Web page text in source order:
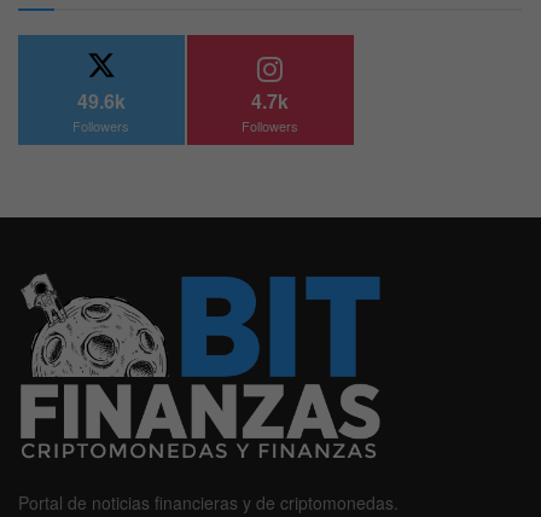
49.6k
Followers
4.7k
Followers
Portal de noticias financieras y de criptomonedas.